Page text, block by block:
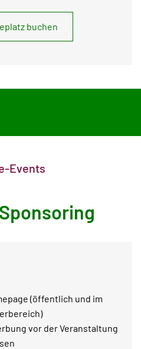
buchen
Events
(öffentlich und im
vor der Veranstaltung